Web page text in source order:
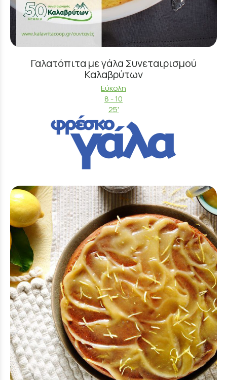
Γαλατόπιτα με γάλα Συνεταιρισμού
Καλαβρύτων
Εύκολη
8 - 10
25'